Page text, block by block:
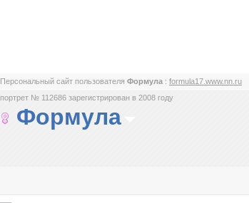
Персональный сайт пользователя Формула : formula17.www.nn.ru
портрет № 112686 зарегистрирован в 2008 году
Формула